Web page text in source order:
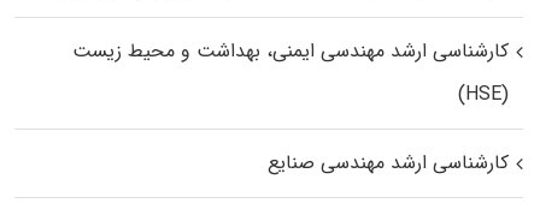
کارشناسی ارشد مهندسی ایمنی، بهداشت و محیط زیست
(HSE)
کارشناسی ارشد مهندسی صنایع